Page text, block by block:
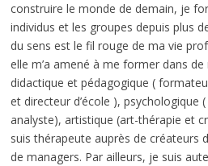
construire le monde de demain, je
individus et les groupes depuis plus
du sens est le fil rouge de ma vie
elle m’a amené à me former dans
didactique et pédagogique (
et directeur d’école ), psychologique
analyste), artistique (art-thérapie et
suis thérapeute auprès de créateurs
de managers. Par ailleurs, je suis